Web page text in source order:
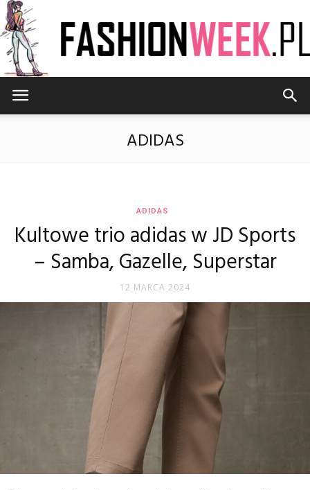
ADIDAS
ADIDAS
Kultowe trio adidas w JD Sports
– Samba, Gazelle, Superstar
12 MARCA 2024